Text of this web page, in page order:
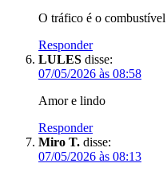
O tráfico é o
Responder
LULES disse:
07/05/2026 às 08:58
Amor e lindo
Responder
Miro T. disse:
07/05/2026 às 08:13